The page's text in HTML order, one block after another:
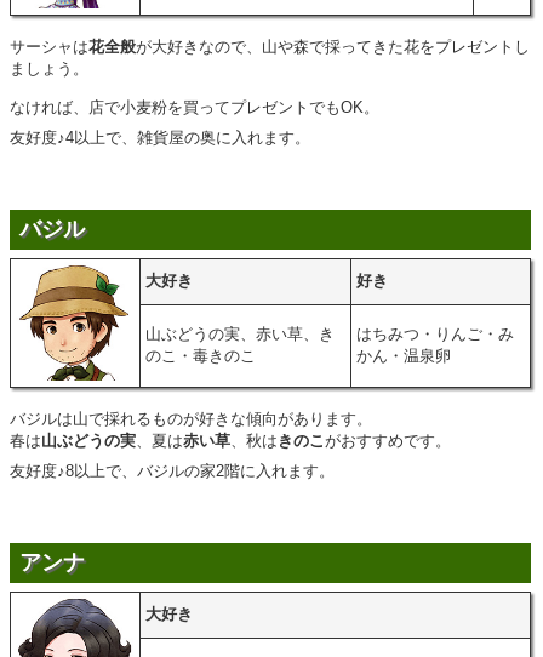
サーシャは花全般が大好きなので、山や森で採ってきた花をプレゼントし
ましょう。
なければ、店で小麦粉を買ってプレゼントでもOK。
友好度♪4以上で、雑貨屋の奥に入れます。
バジル
大好き 好き
山ぶどうの実、赤い草、き
のこ・毒きのこ
はちみつ・りんご・み
かん・温泉卵
バジルは山で採れるものが好きな傾向があります。
春は山ぶどうの実、夏は赤い草、秋は きのこがおすすめです。
友好度♪8以上で、バジルの家2階に入れます。
アンナ
大好き